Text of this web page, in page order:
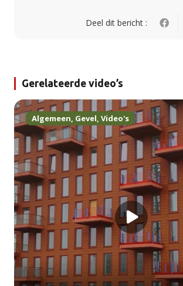
Deel dit bericht :
Gerelateerde video’s
Algemeen, Gevel, Video's